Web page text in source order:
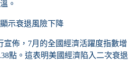
。
示衰退風險下降
佈，7月的全國經濟活躍度指數增
點。這表明美國經濟陷入二次衰退